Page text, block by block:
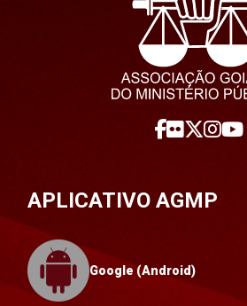
APLICATIVO AGMP
Google (Android)